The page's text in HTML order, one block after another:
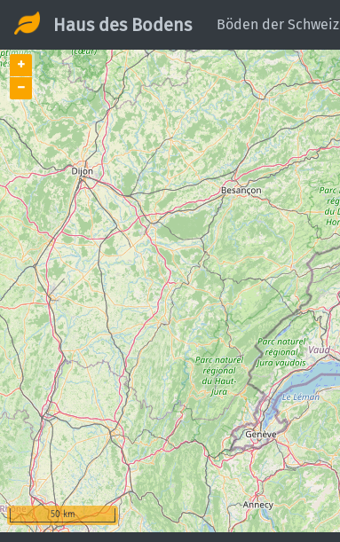
Haus des Bodens Böden der Schweiz
+
−
50 km